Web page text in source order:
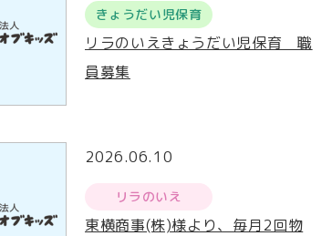
きょうだい児保育
リラのいえきょうだい児保育 職
員募集
2026.06.10
リラのいえ
東横商事(株)様より、毎月2回物